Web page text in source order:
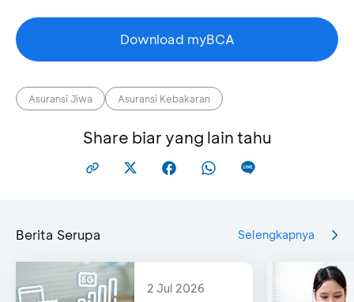
Download myBCA
Asuransi Jiwa Asuransi Kebakaran
Share biar yang lain tahu
Berita Serupa Selengkapnya
2 Jul 2026